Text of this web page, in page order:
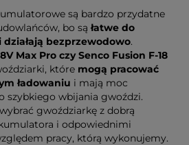
są bardzo przydatne
bo są łatwe do
działają bezprzewodowo.
Max Pro czy Senco Fusion F-18
które mogą pracować
ładowaniu i mają moc
szybkiego wbijania gwoździ.
gwoździarkę z dobrą
i odpowiednimi
pracy, którą wykonujemy.